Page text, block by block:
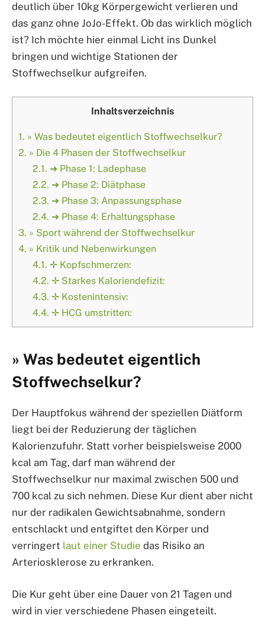
deutlich über 10kg Körpergewicht verlieren und
das ganz ohne JoJo-Effekt. Ob das wirklich möglich
ist? Ich möchte hier einmal Licht ins Dunkel
bringen und wichtige Stationen der
Stoffwechselkur aufgreifen.
Inhaltsverzeichnis
1. » Was bedeutet eigentlich Stoffwechselkur?
2. » Die 4 Phasen der Stoffwechselkur
2.1. ➜ Phase 1: Ladephase
2.2. ➜ Phase 2: Diätphase
2.3. ➜ Phase 3: Anpassungsphase
2.4. ➜ Phase 4: Erhaltungsphase
3. » Sport während der Stoffwechselkur
4. » Kritik und Nebenwirkungen
4.1. ✛ Kopfschmerzen:
4.2. ✛ Starkes Kaloriendefizit:
4.3. ✛ Kostenintensiv:
4.4. ✛ HCG umstritten:
» Was bedeutet eigentlich
Stoffwechselkur?
Der Hauptfokus während der speziellen Diätform
liegt bei der Reduzierung der täglichen
Kalorienzufuhr. Statt vorher beispielsweise 2000
kcal am Tag, darf man während der
Stoffwechselkur nur maximal zwischen 500 und
700 kcal zu sich nehmen. Diese Kur dient aber nicht
nur der radikalen Gewichtsabnahme, sondern
entschlackt und entgiftet den Körper und
verringert laut einer Studie das Risiko an
Arteriosklerose zu erkranken.
Die Kur geht über eine Dauer von 21 Tagen und
wird in vier verschiedene Phasen eingeteilt.